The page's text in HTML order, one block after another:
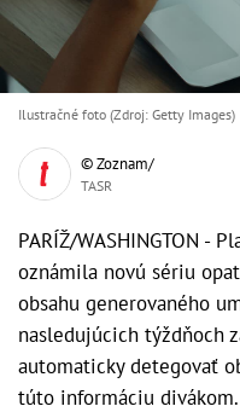
Ilustračné foto (Zdroj: Getty Images)
© Zoznam/
TASR
PARÍŽ/WASHINGTON -
oznámila novú sériu
obsahu generovaného
nasledujúcich týždňoch
automaticky detegovať
túto informáciu